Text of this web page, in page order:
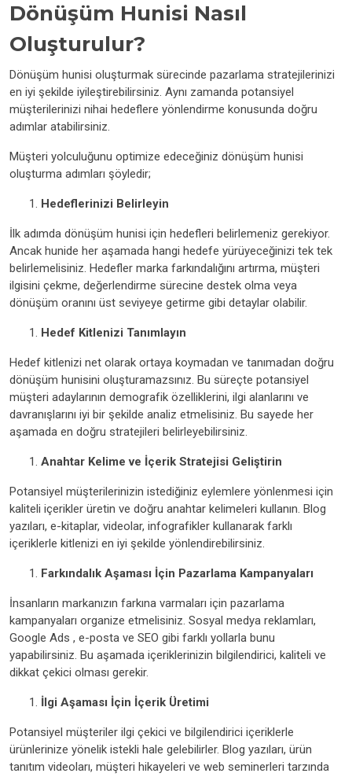
Dönüşüm Hunisi Nasıl
Oluşturulur?
Dönüşüm hunisi oluşturmak sürecinde pazarlama stratejilerinizi
en iyi şekilde iyileştirebilirsiniz. Aynı zamanda potansiyel
müşterilerinizi nihai hedeflere yönlendirme konusunda doğru
adımlar atabilirsiniz.
Müşteri yolculuğunu optimize edeceğiniz dönüşüm hunisi
oluşturma adımları şöyledir;
Hedeflerinizi Belirleyin
İlk adımda dönüşüm hunisi için hedefleri belirlemeniz gerekiyor.
Ancak hunide her aşamada hangi hedefe yürüyeceğinizi tek tek
belirlemelisiniz. Hedefler marka farkındalığını artırma, müşteri
ilgisini çekme, değerlendirme sürecine destek olma veya
dönüşüm oranını üst seviyeye getirme gibi detaylar olabilir.
Hedef Kitlenizi Tanımlayın
Hedef kitlenizi net olarak ortaya koymadan ve tanımadan doğru
dönüşüm hunisini oluşturamazsınız. Bu süreçte potansiyel
müşteri adaylarının demografik özelliklerini, ilgi alanlarını ve
davranışlarını iyi bir şekilde analiz etmelisiniz. Bu sayede her
aşamada en doğru stratejileri belirleyebilirsiniz.
Anahtar Kelime ve İçerik Stratejisi Geliştirin
Potansiyel müşterilerinizin istediğiniz eylemlere yönlenmesi için
kaliteli içerikler üretin ve doğru anahtar kelimeleri kullanın. Blog
yazıları, e-kitaplar, videolar, infografikler kullanarak farklı
içeriklerle kitlenizi en iyi şekilde yönlendirebilirsiniz.
Farkındalık Aşaması İçin Pazarlama Kampanyaları
İnsanların markanızın farkına varmaları için pazarlama
kampanyaları organize etmelisiniz. Sosyal medya reklamları,
Google Ads , e-posta ve SEO gibi farklı yollarla bunu
yapabilirsiniz. Bu aşamada içeriklerinizin bilgilendirici, kaliteli ve
dikkat çekici olması gerekir.
İlgi Aşaması İçin İçerik Üretimi
Potansiyel müşteriler ilgi çekici ve bilgilendirici içeriklerle
ürünlerinize yönelik istekli hale gelebilirler. Blog yazıları, ürün
tanıtım videoları, müşteri hikayeleri ve web seminerleri tarzında